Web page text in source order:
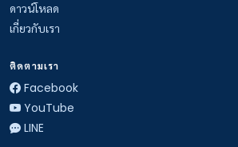
ดาวน์โหลด
เกี่ยวกับเรา
ติดตามเรา
Facebook
YouTube
LINE